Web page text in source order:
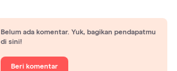
Belum ada komentar. Yuk, bagikan pendapatmu
di sini!
Beri komentar